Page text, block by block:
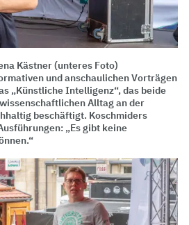
Kästner (unteres Foto)
und anschaulichen Vorträgen
„Künstliche Intelligenz“, das beide
Alltag an der
beschäftigt. Koschmiders
„Es gibt keine